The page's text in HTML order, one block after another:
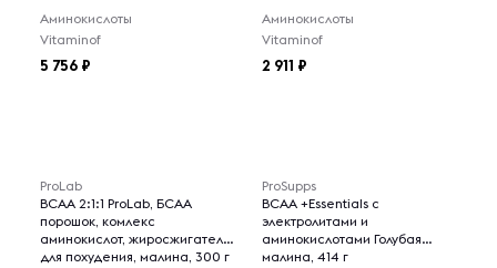
Аминокислоты
Vitaminof
5 756
Аминокислоты
Vitaminof
2 911
ProLab
BCAA 2:1:1 ProLab, БСАА
порошок, комлекс
аминокислот, жиросжигатель
для похудения, малина, 300 г
ProSupps
BCAA +Essentials с
электролитами и
аминокислотами Голубая
малина, 414 г